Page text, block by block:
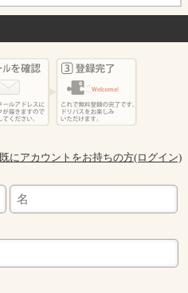
既にアカウントをお持ちの方(ログイン)